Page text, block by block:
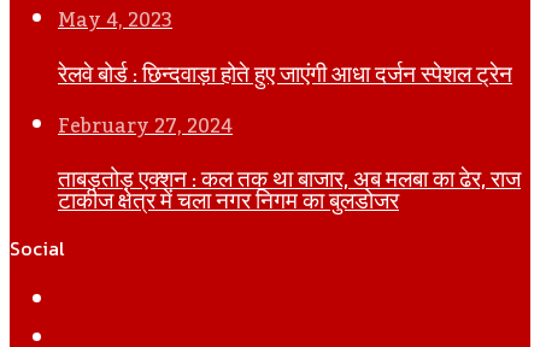
May 4, 2023
रेलवे बोर्ड : छिन्दवाड़ा होते हुए जाएंगी आधा दर्जन स्पेशल ट्रेन
February 27, 2024
ताबड़तोड़ एक्शन : कल तक था बाजार, अब मलबा का ढेर, राज
टाकीज क्षेत्र में चला नगर निगम का बुलडोजर
Social